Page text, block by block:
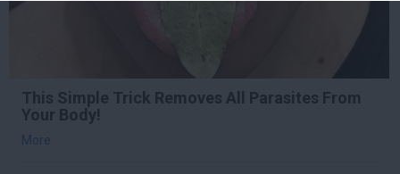
This Simple Trick Removes All Parasites From
Your Body!
More